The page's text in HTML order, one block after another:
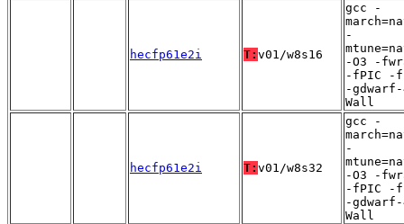
hecfp61e2i T: v01/w8s16
gcc -
-
-O3 -
-fPIC -
-
Wall
hecfp61e2i T: v01/w8s32
gcc -
-
-O3 -
-fPIC -
-
Wall